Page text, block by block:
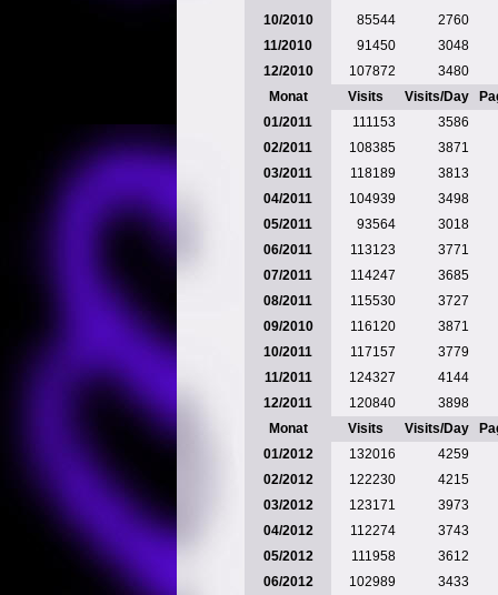
10/2010
85544
2760
11/2010
91450
3048
12/2010
107872
3480
Monat
Visits Visits/Day
01/2011
111153
3586
02/2011
108385
3871
03/2011
118189
3813
04/2011
104939
3498
05/2011
93564
3018
06/2011
113123
3771
07/2011
114247
3685
08/2011
115530
3727
09/2010
116120
3871
10/2011
117157
3779
11/2011
124327
4144
12/2011
120840
3898
Monat
Visits Visits/Day
01/2012
132016
4259
02/2012
122230
4215
03/2012
123171
3973
04/2012
112274
3743
05/2012
111958
3612
06/2012
102989
3433